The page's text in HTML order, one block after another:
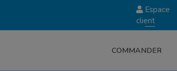
Espace
client
COMMANDER